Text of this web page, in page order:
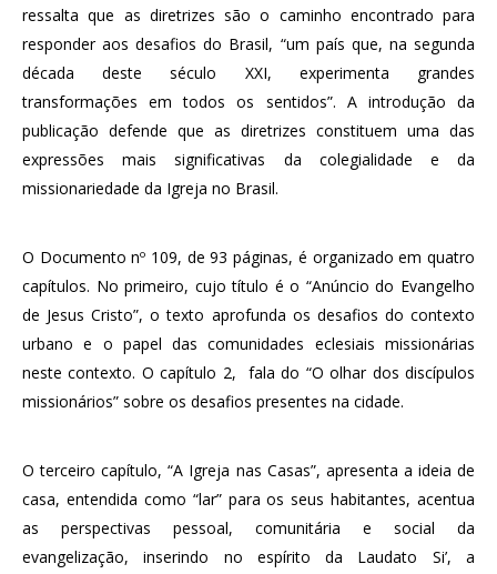
ressalta que as diretrizes são o caminho encontrado para
responder aos desafios do Brasil, “um país que, na segunda
década deste século XXI, experimenta grandes
transformações em todos os sentidos”. A introdução da
publicação defende que as diretrizes constituem uma das
expressões mais significativas da colegialidade e da
missionariedade da Igreja no Brasil.
O Documento nº 109, de 93 páginas, é organizado em quatro
capítulos. No primeiro, cujo título é o “Anúncio do Evangelho
de Jesus Cristo”, o texto aprofunda os desafios do contexto
urbano e o papel das comunidades eclesiais missionárias
neste contexto. O capítulo 2, fala do “O olhar dos discípulos
missionários” sobre os desafios presentes na cidade.
O terceiro capítulo, “A Igreja nas Casas”, apresenta a ideia de
casa, entendida como “lar” para os seus habitantes, acentua
as perspectivas pessoal, comunitária e social da
evangelização, inserindo no espírito da Laudato Si’, a